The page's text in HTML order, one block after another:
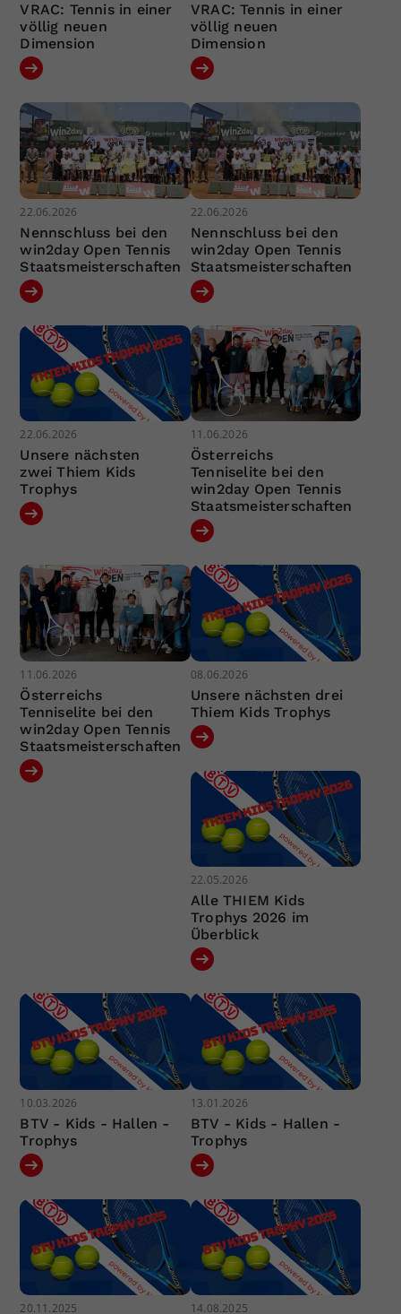
VRAC: Tennis in einer
völlig neuen
Dimension
VRAC: Tennis in einer
völlig neuen
Dimension
22.06.2026
Nennschluss bei den
win2day Open Tennis
Staatsmeisterschaften
22.06.2026
Nennschluss bei den
win2day Open Tennis
Staatsmeisterschaften
22.06.2026
Unsere nächsten
zwei Thiem Kids
Trophys
11.06.2026
Österreichs
Tenniselite bei den
win2day Open Tennis
Staatsmeisterschaften
11.06.2026
Österreichs
Tenniselite bei den
win2day Open Tennis
Staatsmeisterschaften
08.06.2026
Unsere nächsten drei
Thiem Kids Trophys
22.05.2026
Alle THIEM Kids
Trophys 2026 im
Überblick
10.03.2026
BTV - Kids - Hallen -
Trophys
13.01.2026
BTV - Kids - Hallen -
Trophys
20.11.2025 14.08.2025